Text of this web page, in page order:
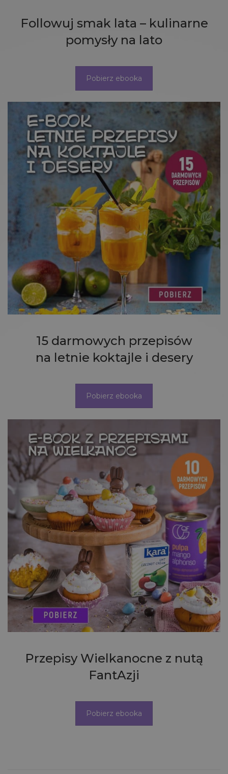
Followuj smak lata – kulinarne
pomysły na lato
Pobierz ebooka
15 darmowych przepisów
na letnie koktajle i desery
Pobierz ebooka
Przepisy Wielkanocne z nutą
FantAzji
Pobierz ebooka